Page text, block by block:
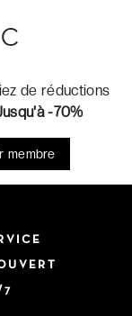
de réductions
-70%
membre
7